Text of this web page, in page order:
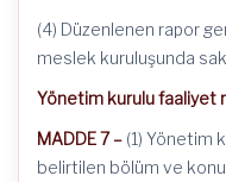
(4) Düzenlenen rapor
meslek kuruluşunda
Yönetim kurulu faaliyet
MADDE 7 – (1) Yönetim
belirtilen bölüm ve